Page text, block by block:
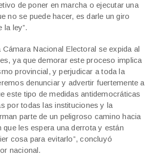
de poner en marcha o ejecutar una
no se puede hacer, es darle un giro
la ley”.
Cámara Nacional Electoral se expida al
ya que demorar este proceso implica
provincial, y perjudicar a toda la
denunciar y advertir fuertemente a
este tipo de medidas antidemocráticas
por todas las instituciones y la
parte de un peligroso camino hacia
que les espera una derrota y están
cosa para evitarlo”, concluyó
nacional.